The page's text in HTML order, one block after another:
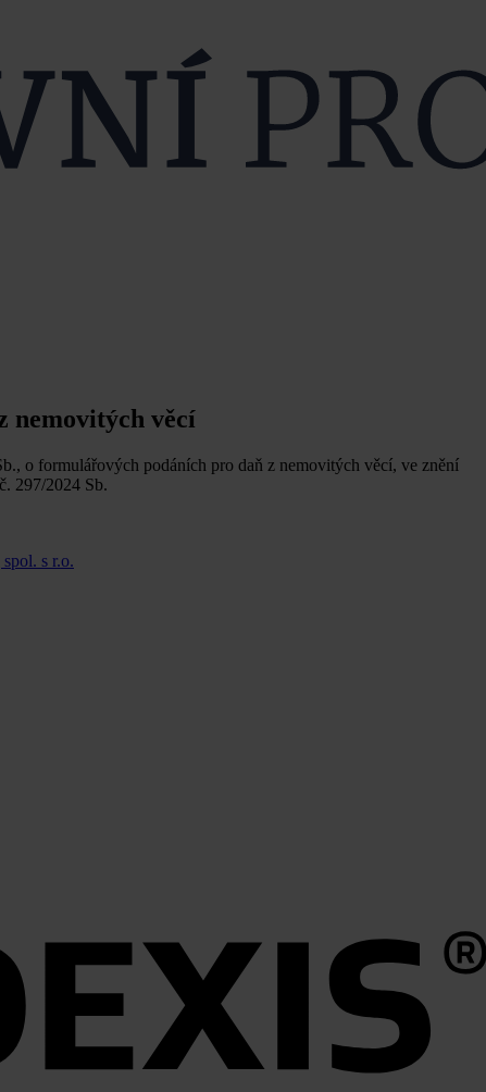
nemovitých věcí
o formulářových podáních pro daň z nemovitých věcí, ve znění
297/2024 Sb.
s r.o.